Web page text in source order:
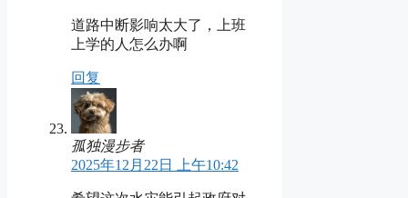
道路中断影响太大了，上班
上学的人怎么办啊
回复
孤独漫步者
2025年12月22日 上午10:42